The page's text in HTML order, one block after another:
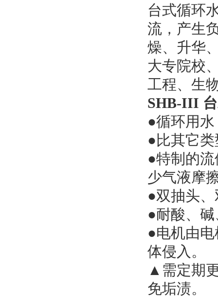
台式循环
流，产生
燥、升华
大专院校
工程、生
SHB-III
●循环用
●比其它
●特制的
少气液摩
●双抽头
●耐酸、
●电机由
体侵入。
▲需定期
免垢渍。